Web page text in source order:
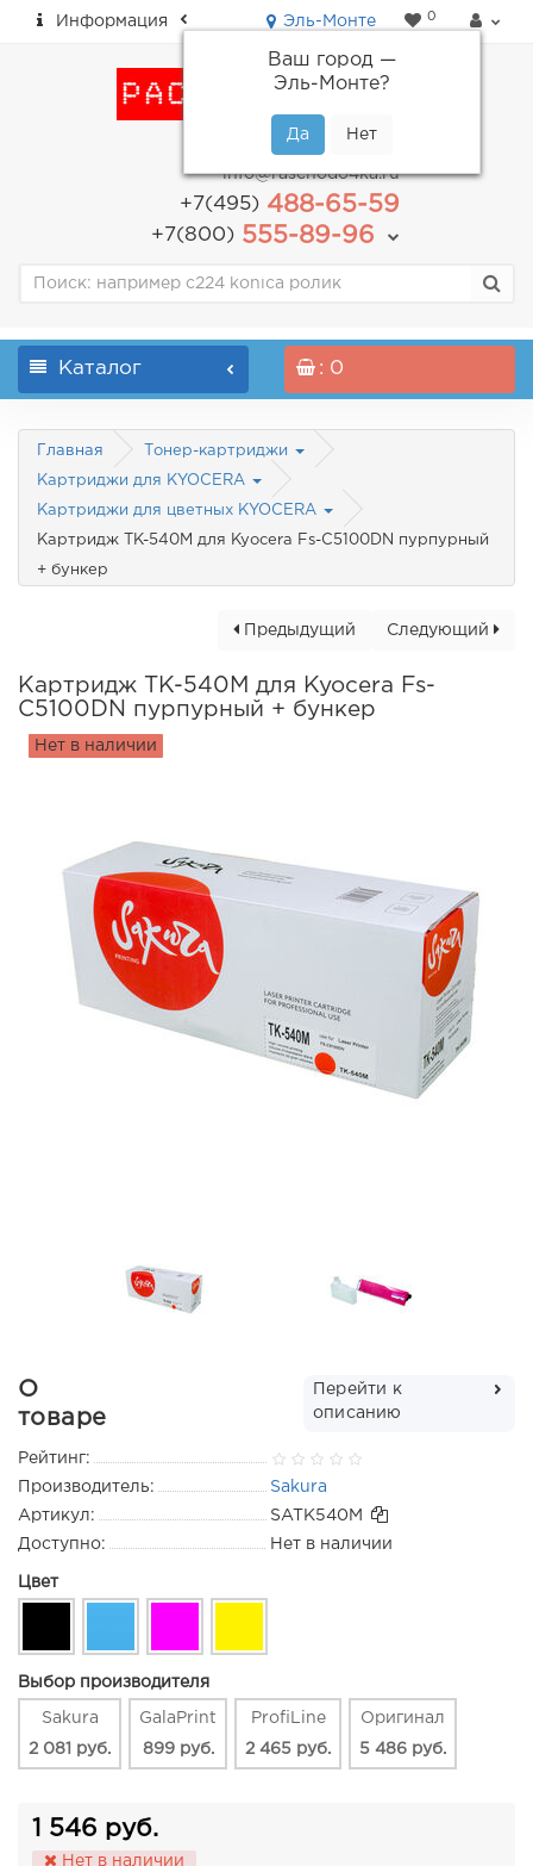
Информация Эль-Монте
Ваш город —
Эль-Монте?
0
пн-пт: с 9.00 до 18.00
info@raschodo4ka.ru
+7(495)488-65-59
+7(800)555-89-96
Каталог : 0
Главная Тонер-картриджи
Картриджи для KYOCERA
Картриджи для цветных KYOCERA
Картридж TK-540M для Kyocera Fs-C5100DN пурпурный
+ бункер
Следующий
Предыдущий
Картридж TK-540M для Kyocera Fs-
C5100DN пурпурный + бункер
Нет в наличии
О
товаре
Перейти к
описанию
Рейтинг:
Производитель:
Sakura
Артикул:
SATK540M
Доступно:
Нет в наличии
Цвет
Выбор производителя
Sakura
2 081 руб.
GalaPrint
899 руб.
ProfiLine
2 465 руб.
Оригинал
5 486 руб.
1 546 руб.
Нет в наличии